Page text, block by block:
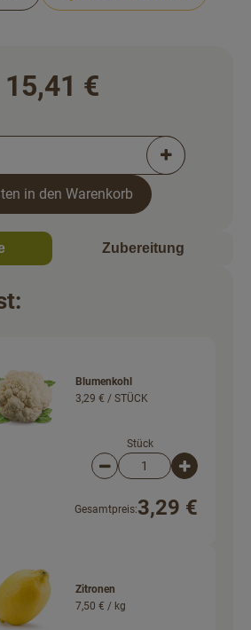
15,41 €
(aktuell 4 PortionenPortionen
in den Warenkorb
Zubereitung
Blumenkohl
3,29 € / STÜCK
Stück
Artikelanzahl
Gesamtpreis:3,29 €
Zitronen
7,50 € / kg